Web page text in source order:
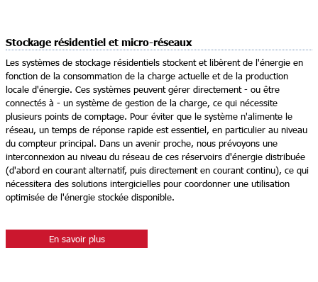
Stockage résidentiel et micro-réseaux
Les systèmes de stockage résidentiels stockent et libèrent de l'énergie en
fonction de la consommation de la charge actuelle et de la production
locale d'énergie. Ces systèmes peuvent gérer directement - ou être
connectés à - un système de gestion de la charge, ce qui nécessite
plusieurs points de comptage. Pour éviter que le système n'alimente le
réseau, un temps de réponse rapide est essentiel, en particulier au niveau
du compteur principal. Dans un avenir proche, nous prévoyons une
interconnexion au niveau du réseau de ces réservoirs d'énergie distribuée
(d'abord en courant alternatif, puis directement en courant continu), ce qui
nécessitera des solutions intergicielles pour coordonner une utilisation
optimisée de l'énergie stockée disponible.
En savoir plus